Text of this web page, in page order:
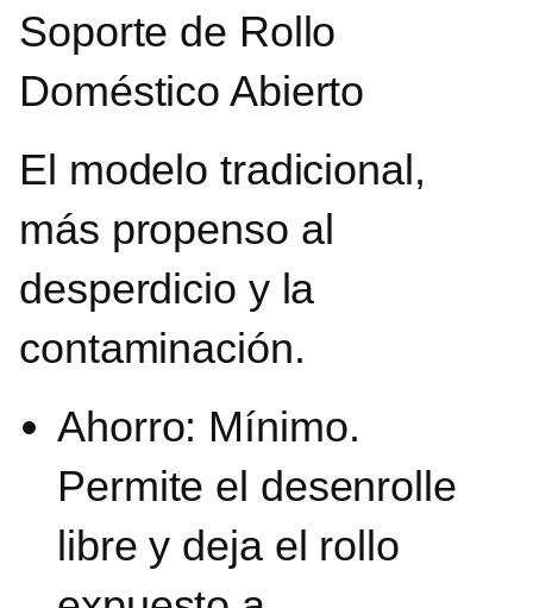
Soporte de Rollo
Doméstico Abierto
El modelo tradicional,
más propenso al
desperdicio y la
contaminación.
Ahorro: Mínimo.
Permite el desenrolle
libre y deja el rollo